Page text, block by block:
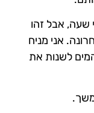
שעה, אבל זהו
אני מניח
לשנות את